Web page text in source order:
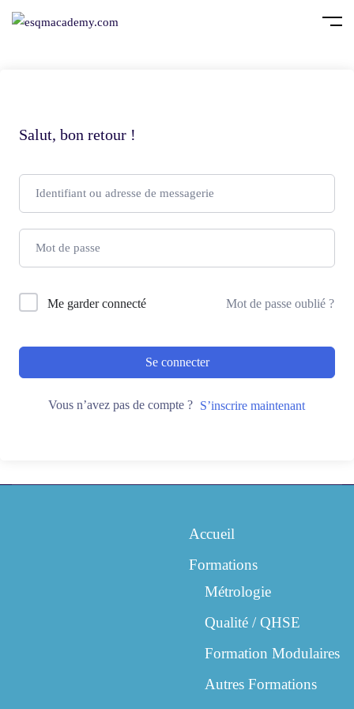
Salut, bon retour !
Me garder connecté Mot de passe oublié ?
Se connecter
Vous n’avez pas de compte ? S’inscrire maintenant
Accueil
Formations
Métrologie
Qualité / QHSE
Formation Modulaires
Autres Formations